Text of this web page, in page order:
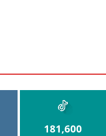
181,600